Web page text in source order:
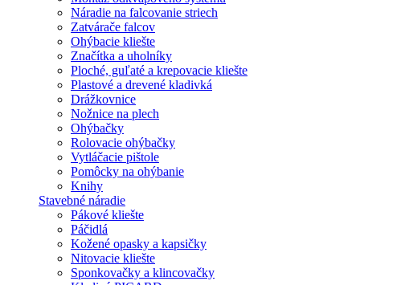
Náradie na falcovanie striech
Zatvárače falcov
Ohýbacie kliešte
Značítka a uholníky
Ploché, guľaté a krepovacie kliešte
Plastové a drevené kladivká
Drážkovnice
Nožnice na plech
Ohýbačky
Rolovacie ohýbačky
Vytláčacie pištole
Pomôcky na ohýbanie
Knihy
Stavebné náradie
Pákové kliešte
Páčidlá
Kožené opasky a kapsičky
Nitovacie kliešte
Sponkovačky a klincovačky